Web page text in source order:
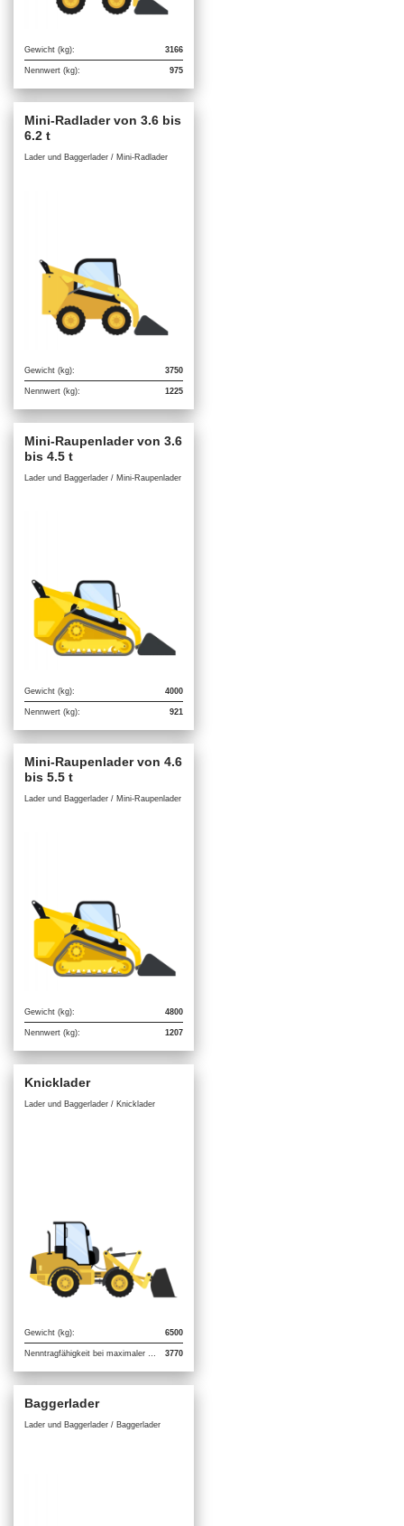
Gewicht (kg): 3166
Nennwert (kg): 975
Mini-Radlader von 3.6 bis
6.2 t
Lader und Baggerlader / Mini-Radlader
Gewicht (kg): 3750
Nennwert (kg): 1225
Mini-Raupenlader von 3.6
bis 4.5 t
Lader und Baggerlader / Mini-Raupenlader
Gewicht (kg): 4000
Nennwert (kg): 921
Mini-Raupenlader von 4.6
bis 5.5 t
Lader und Baggerlader / Mini-Raupenlader
Gewicht (kg): 4800
Nennwert (kg): 1207
Knicklader
Lader und Baggerlader / Knicklader
Gewicht (kg): 6500
3770
Baggerlader
Lader und Baggerlader / Baggerlader